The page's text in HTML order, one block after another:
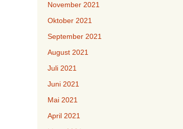
November 2021
Oktober 2021
September 2021
August 2021
Juli 2021
Juni 2021
Mai 2021
April 2021